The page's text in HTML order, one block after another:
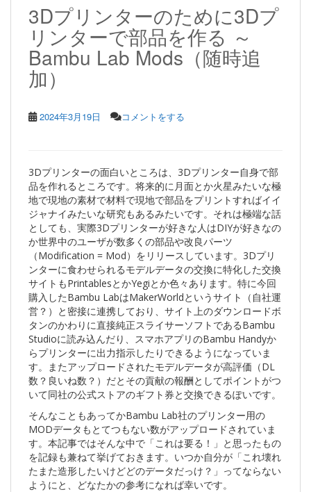
3Dプリンターのために3Dプ
リンターで部品を作る ～
Bambu Lab Mods（随時追
加）
2024年3月19日 コメントをする
3Dプリンターの面白いところは、3Dプリンター自身で部
品を作れるところです。将来的に月面とか火星みたいな極
地で現地の素材で材料で現地で部品をプリントすればイイ
ジャナイみたいな研究もあるみたいです。それは極端な話
としても、実際3Dプリンターが好きな人はDIYが好きなの
か世界中のユーザが数多くの部品や改良パーツ
（Modification = Mod）をリリースしています。3Dプリ
ンターに食わせられるモデルデータの交換に特化した交換
サイトもPrintablesとかYegiとか色々あります。特に今回
購入したBambu LabはMakerWorldというサイト（自社運
営？）と密接に連携しており、サイト上のダウンロードボ
タンのかわりに直接純正スライサーソフトであるBambu
Studioに読み込んだり、スマホアプリのBambu Handyか
らプリンターに出力指示したりできるようになっていま
す。またアップロードされたモデルデータが高評価（DL
数？良いね数？）だとその貢献の報酬としてポイントがつ
いて同社の公式ストアのギフト券と交換できるぽいです。
そんなこともあってかBambu Lab社のプリンター用の
MODデータもとてつもない数がアップロードされていま
す。本記事ではそんな中で「これは要る！」と思ったもの
を記録も兼ねて挙げておきます。いつか自分が「これ壊れ
たまた造形したいけどどのデータだっけ？」ってならない
ようにと、どなたかの参考になれば幸いです。